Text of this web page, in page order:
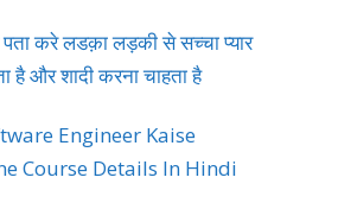
करे लडक़ा लड़की से सच्चा प्यार
है और शादी करना चाहता है
Engineer Kaise
Course Details In Hindi